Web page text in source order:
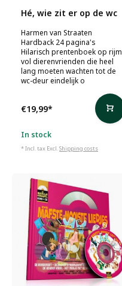
Hé, wie zit er op de wc
Harmen van Straaten
Hardback 24 pagina's
Hilarisch prentenboek op rijm
vol dierenvrienden die heel
lang moeten wachten tot de
wc-deur eindelijk o
€19,99*
In stock
* Incl. tax Excl.Shipping costs